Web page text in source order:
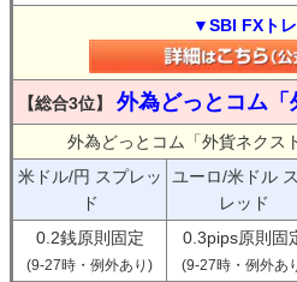
▼SBI FXト
【総合3位】 外為どっとコム「
外為どっとコム「外貨ネクス
米ドル/円 スプレッ
ド
ユーロ/米ドル
レッド
0.2銭原則固定
(9-27時・例外あり)
0.3pips原則固
(9-27時・例外あ